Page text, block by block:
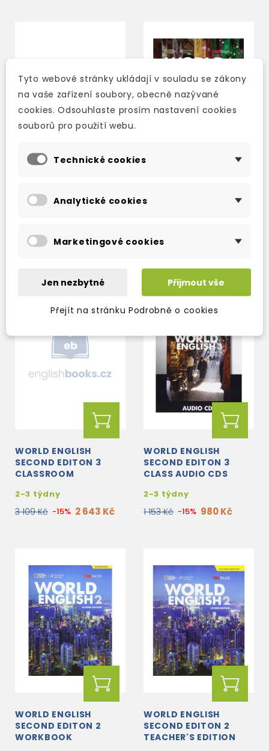
SECOND EDITON 3
827 Kč -15% 703 Kč
SECOND EDITON 3
790 Kč
WORLD ENGLISH
SECOND EDITON 3
CLASSROOM
DVD-ROM
2-3 týdny
3 109 Kč -15% 2 643 Kč
WORLD ENGLISH
SECOND EDITON 3
CLASS AUDIO CDS
2-3 týdny
1 153 Kč -15% 980 Kč
WORLD ENGLISH
SECOND EDITON 2
WORKBOOK
WORLD ENGLISH
SECOND EDITON 2
TEACHER'S EDITION
Tyto webové stránky ukládají v souladu se zákony
na vaše zařízení soubory, obecně nazývané
cookies. Odsouhlaste prosím nastavení cookies
souborů pro použití webu.
Technické cookies
Analytické cookies
Marketingové cookies
Jen nezbytné Přijmout vše
Přejít na stránku Podrobně o cookies